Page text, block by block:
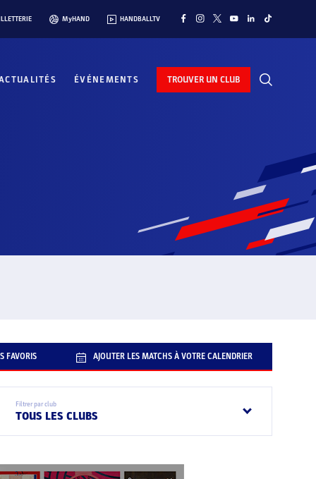
MyHAND HANDBALLTV
ÉVÉNEMENTS TROUVER UN CLUB
FAVORIS AJOUTER LES MATCHS À VOTRE CALENDRIER
Filtrer par club
TOUS LES CLUBS